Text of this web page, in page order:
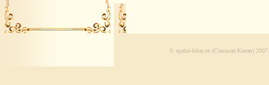
© spalni-kitay.ru (Спальни Китая) 2007.